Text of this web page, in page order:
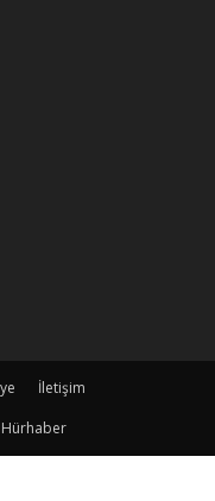
İletişim